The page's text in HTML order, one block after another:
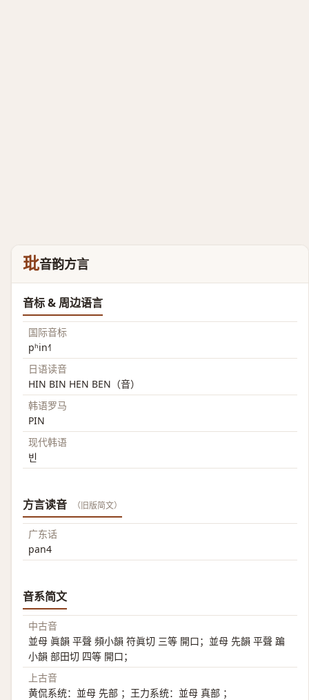
玭音韵方言
音标 & 周边语言
国际音标
pʰin˧˥
日语读音
HIN BIN HEN BEN（音）
韩语罗马
PIN
现代韩语
빈
方言读音 （旧版简文）
广东话
pan4
音系简文
中古音
並母 眞韻 平聲 頻小韻 符眞切 三等 開口；並母 先韻 平聲 蹁
小韻 部田切 四等 開口；
上古音
黄侃系统：並母 先部 ；王力系统：並母 真部 ；